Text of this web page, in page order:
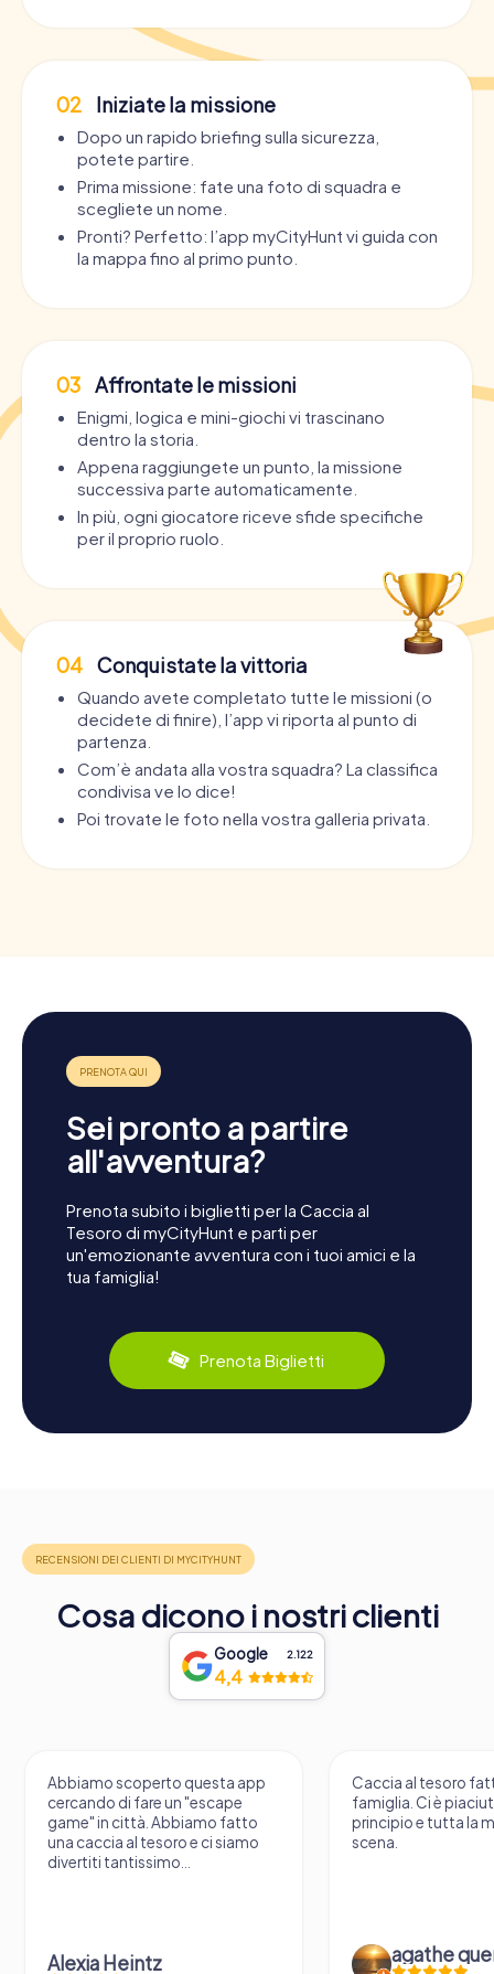
02 Iniziate la missione
Dopo un rapido briefing sulla sicurezza,
potete partire.
Prima missione: fate una foto di squadra e
scegliete un nome.
Pronti? Perfetto: l’app myCityHunt vi guida con
la mappa fino al primo punto.
03 Affrontate le missioni
Enigmi, logica e mini-giochi vi trascinano
dentro la storia.
Appena raggiungete un punto, la missione
successiva parte automaticamente.
In più, ogni giocatore riceve sfide specifiche
per il proprio ruolo.
04 Conquistate la vittoria
Quando avete completato tutte le missioni (o
decidete di finire), l’app vi riporta al punto di
partenza.
Com’è andata alla vostra squadra? La classifica
condivisa ve lo dice!
Poi trovate le foto nella vostra galleria privata.
Sei pronto a partire
all'avventura?
Prenota subito i biglietti per la Caccia al
Tesoro di myCityHunt e parti per
un'emozionante avventura con i tuoi amici e la
tua famiglia!
Prenota Biglietti
Cosa dicono i nostri clienti
Google 2.122
4,4
Abbiamo scoperto questa app
cercando di fare un "escape
game" in città. Abbiamo fatto
una caccia al tesoro e ci siamo
divertiti tantissimo...
Alexia Heintz
Caccia al tesoro
famiglia. Ci è
principio e tutta la
scena.
agathe